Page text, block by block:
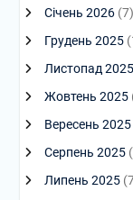
Січень 2026(7)
Грудень 2025
Листопад 2025
Жовтень 2025
Вересень 2025
Серпень 2025
Липень 2025